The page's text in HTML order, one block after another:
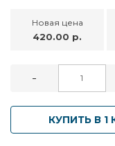
Новая цена
420.00 р.
-
КУПИТЬ В 1